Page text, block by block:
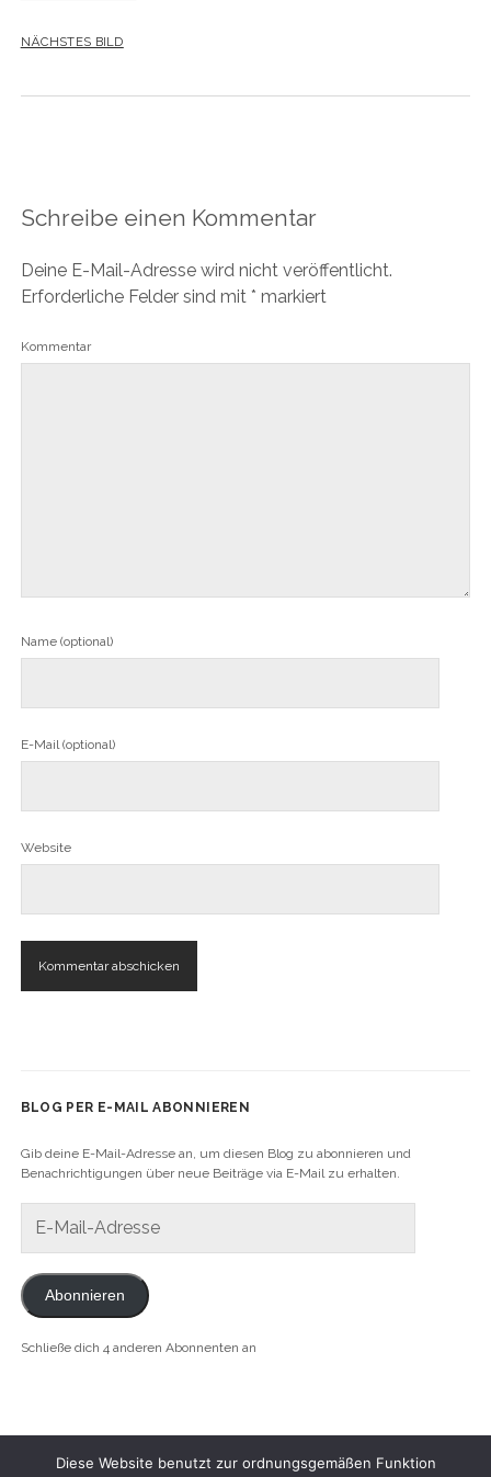
NÄCHSTES BILD
Schreibe einen Kommentar
Deine E-Mail-Adresse wird nicht veröffentlicht.
Erforderliche Felder sind mit * markiert
Kommentar
Name (optional)
E-Mail (optional)
Website
BLOG PER E-MAIL ABONNIEREN
Gib deine E-Mail-Adresse an, um diesen Blog zu abonnieren und
Benachrichtigungen über neue Beiträge via E-Mail zu erhalten.
Mail-
Adresse
Abonnieren
Schließe dich 4 anderen Abonnenten an
Diese Website benutzt zur ordnungsgemäßen Funktion